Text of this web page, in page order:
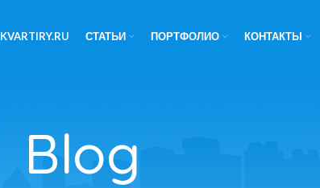
KVARTIRY.RU СТАТЬИ ПОРТФОЛИО КОНТАКТЫ
Blog